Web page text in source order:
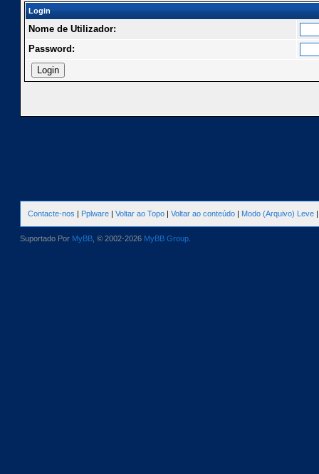
Login
Nome de Utilizador:
Password:
Contacte-nos | Pplware | Voltar ao Topo | Voltar ao conteúdo | Modo (Arquivo) Leve
Suportado Por MyBB , © 2002-2026 MyBB Group